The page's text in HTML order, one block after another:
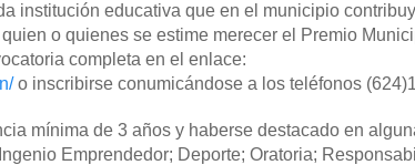
institución educativa que en el municipio
o quienes se estime merecer el Premio
completa en el enlace:
o inscribirse conumicándose a los teléfonos
mínima de 3 años y haberse destacado en
Emprendedor; Deporte; Oratoria;